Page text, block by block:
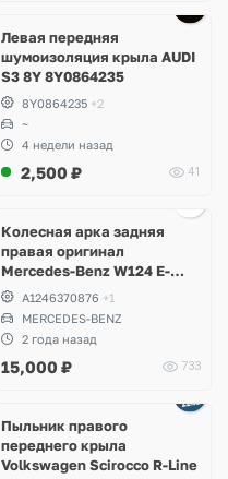
Левая передняя
шумоизоляция крыла AUDI
S3 8Y 8Y0864235
8Y0864235 +2
~
4 недели назад
2,500 ₽ 41
Колесная арка задняя
правая оригинал
Mercedes-Benz W124 E-
KlassA1246370876 +1
MERCEDES-BENZ
2 года назад
15,000 ₽ 733
Пыльник правого
переднего крыла
Volkswagen Scirocco R-Line